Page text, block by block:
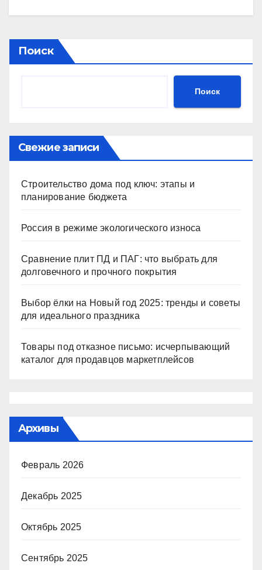
Поиск
Поиск
Свежие записи
Строительство дома под ключ: этапы и
планирование бюджета
Россия в режиме экологического износа
Сравнение плит ПД и ПАГ: что выбрать для
долговечного и прочного покрытия
Выбор ёлки на Новый год 2025: тренды и советы
для идеального праздника
Товары под отказное письмо: исчерпывающий
каталог для продавцов маркетплейсов
Архивы
Февраль 2026
Декабрь 2025
Октябрь 2025
Сентябрь 2025